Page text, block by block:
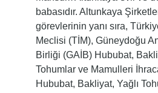
babasıdır. Altunkaya
görevlerinin yanı sıra,
Meclisi (TİM), Güneydoğu
Birliği (GAİB) Hububat,
Tohumlar ve Mamulleri
Hububat, Bakliyat, Yağlı